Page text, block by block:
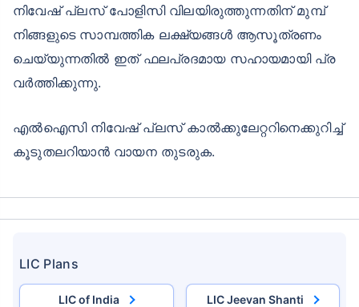
നിവേഷ് പ്ലസ് പോളിസി വിലയിരുത്തുന്നതിന് മുമ്പ്
നിങ്ങളുടെ സാമ്പത്തിക ലക്ഷ്യങ്ങൾ ആസൂത്രണം
ചെയ്യുന്നതിൽ ഇത് ഫലപ്രദമായ സഹായമായി പ്ര
വർത്തിക്കുന്നു.
എൽഐസി നിവേഷ് പ്ലസ് കാൽക്കുലേറ്ററിനെക്കുറിച്ച്
കൂടുതലറിയാൻ വായന തുടരുക.
LIC Plans
LIC of India LIC Jeevan Shanti